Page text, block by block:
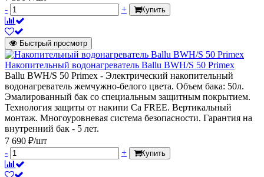
-
+ Купить
Быстрый просмотр
Накопительный водонагреватель Ballu BWH/S 50 Primex
Ballu BWH/S 50 Primex - Электрический накопительный
водонагреватель жемчужно-белого цвета. Объем бака: 50л.
Эмалированный бак со специальным защитным покрытием.
Технология защиты от накипи Ca FREE. Вертикальный
монтаж. Многоуровневая система безопасности. Гарантия на
внутренний бак - 5 лет.
7 690 ₽/шт
-
+ Купить